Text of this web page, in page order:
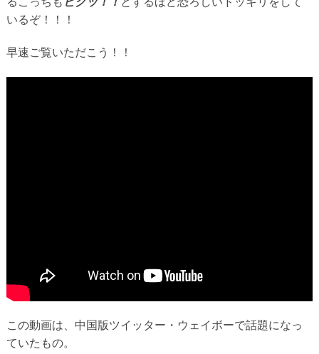
いるぞ！！！
早速ご覧いただこう！！
この動画は、中国版ツイッター・ウェイボーで話題になっ
ていたもの。